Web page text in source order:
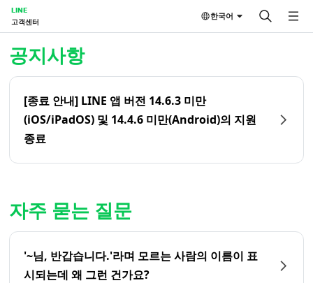
LINE
고객센터
한국어
공지사항
[종료 안내] LINE 앱 버전 14.6.3 미만
(iOS/iPadOS) 및 14.4.6 미만(Android)의 지원
종료
자주 묻는 질문
'~님, 반갑습니다.'라며 모르는 사람의 이름이 표
시되는데 왜 그런 건가요?